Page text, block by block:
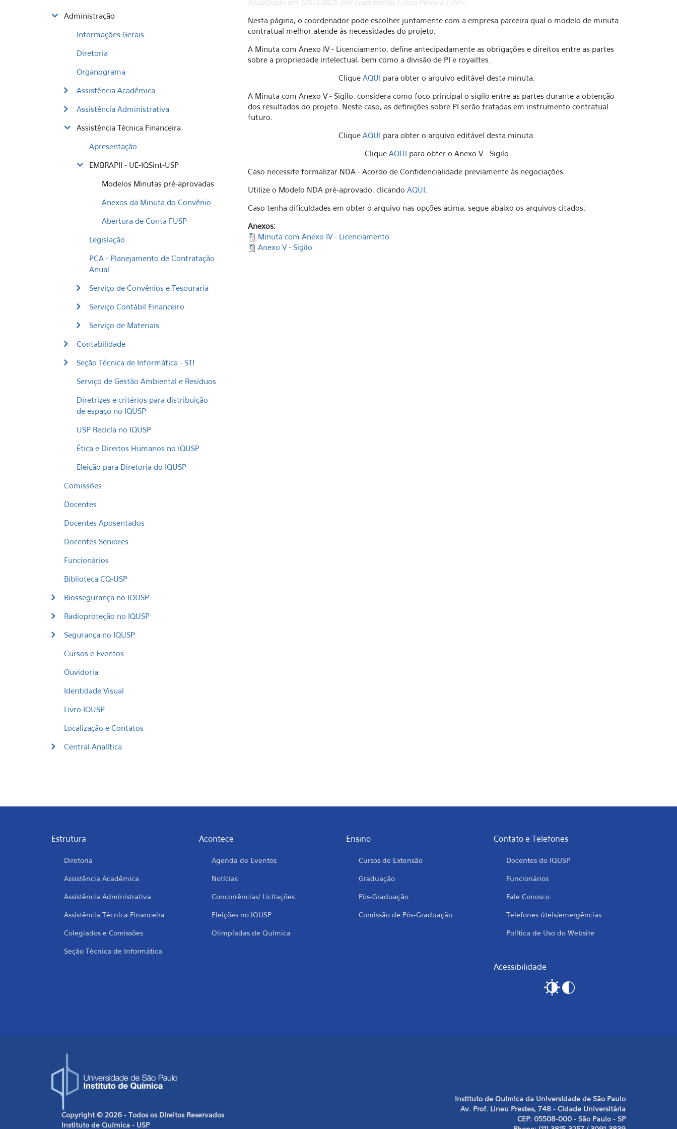
Administração
Informações Gerais
Diretoria
Organograma
Assistência Acadêmica
Assistência Administrativa
Assistência Técnica Financeira
Apresentação
EMBRAPII - UE-IQSint-USP
Modelos Minutas pré-aprovadas
Anexos da Minuta do Convênio
Abertura de Conta FUSP
Legislação
PCA - Planejamento de Contratação
Anual
Serviço de Convênios e Tesouraria
Serviço Contábil Financeiro
Serviço de Materiais
Contabilidade
Seção Técnica de Informática - STI
Serviço de Gestão Ambiental e Resíduos
Diretrizes e critérios para distribuição
de espaço no IQUSP
USP Recicla no IQUSP
Ética e Direitos Humanos no IQUSP
Eleição para Diretoria do IQUSP
Comissões
Docentes
Docentes Aposentados
Docentes Seniores
Funcionários
Biblioteca CQ-USP
Biossegurança no IQUSP
Radioproteção no IQUSP
Segurança no IQUSP
Cursos e Eventos
Ouvidoria
Identidade Visual
Livro IQUSP
Localização e Contatos
Central Analítica
Atualizado em 12/02/2025 por Francenilda Costa Pereira Ciferi
Nesta página, o coordenador pode escolher juntamente com a empresa parceira qual o modelo de minuta
contratual melhor atende às necessidades do projeto.
A Minuta com Anexo IV - Licenciamento, define antecipadamente as obrigações e direitos entre as partes
sobre a propriedade intelectual, bem como a divisão de PI e royailtes.
Clique AQUI para obter o arquivo editável desta minuta.
A Minuta com Anexo V - Sigilo, considera como foco principal o sigilo entre as partes durante a obtenção
dos resultados do projeto. Neste caso, as definições sobre PI serão tratadas em instrumento contratual
futuro.
Clique AQUI para obter o arquivo editável desta minuta.
Clique AQUI para obter o Anexo V - Sigilo
Caso necessite formalizar NDA - Acordo de Confidencialidade previamente às negociações.
Utilize o Modelo NDA pré-aprovado, clicando AQUI
Caso tenha dificuldades em obter o arquivo nas opções acima, segue abaixo os arquivos citados:
Anexos:
Minuta com Anexo IV - Licenciamento
Anexo V - Sigilo
Estrutura
Diretoria
Assistência Acadêmica
Assistência Administrativa
Assistência Técnica Financeira
Colegiados e Comissões
Seção Técnica de Informática
Acontece
Agenda de Eventos
Notícias
Concorrências/ Licitações
Eleições no IQUSP
Olimpíadas de Química
Ensino
Cursos de Extensão
Graduação
Pós-Graduação
Comissão de Pós-Graduação
Contato e Telefones
Docentes do IQUSP
Funcionários
Fale Conosco
Telefones úteis/emergências
Política de Uso do Website
Acessibilidade
Copyright © 2026 - Todos os Direitos Reservados
Instituto de Química - USP
Instituto de Química da Universidade de São Paulo
Av. Prof. Lineu Prestes, 748 - Cidade Universitária
CEP: 05508-000 - São Paulo - SP